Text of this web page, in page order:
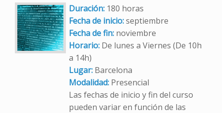
Duración: 180 horas
Fecha de inicio:septiembre
Fecha de fin: noviembre
Horario: De lunes a Viernes (De 10h
a 14h)
Lugar: Barcelona
Modalidad: Presencial
Las fechas de inicio y fin del curso
pueden variar en función de las